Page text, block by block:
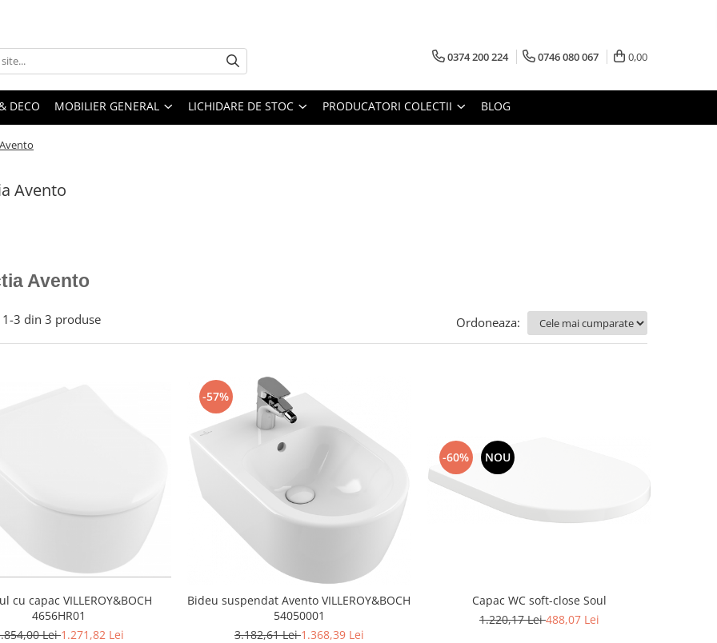
0374 200 224 0746 080 067 0,00
DECO MOBILIER GENERAL LICHIDARE DE STOC PRODUCATORI COLECTII BLOG
Avento
Avento
1-3 din 3 produse Ordoneaza:
4656HR01
Lei1.271,82 Lei
-57%
Bideu suspendat Avento VILLEROY&BOCH
54050001
3.182,61 Lei1.368,39 Lei
-60% NOU
Capac WC soft-close Soul
1.220,17 Lei488,07 Lei